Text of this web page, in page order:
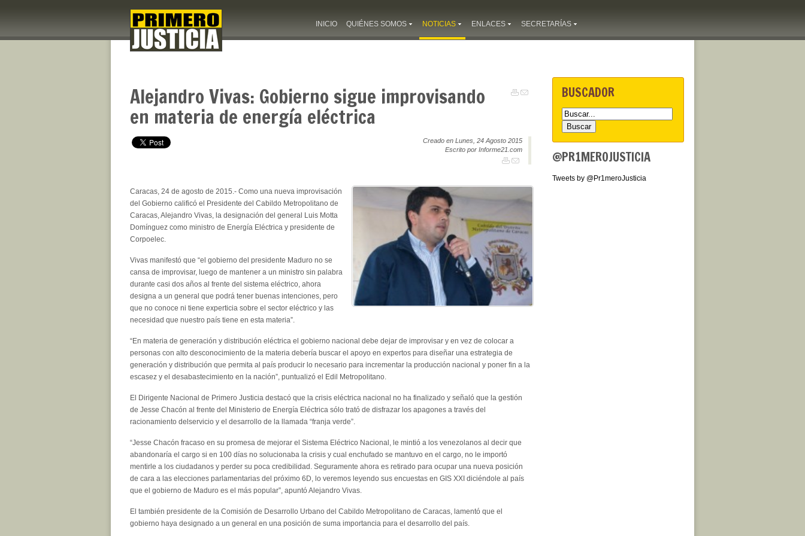
INICIO QUIÉNES SOMOS NOTICIAS ENLACES SECRETARÍAS
Alejandro Vivas: Gobierno sigue improvisando
en materia de energía eléctrica
Creado en Lunes, 24 Agosto 2015
Escrito por Informe21.com
Caracas, 24 de agosto de 2015.- Como una nueva improvisación
del Gobierno calificó el Presidente del Cabildo Metropolitano de
Caracas, Alejandro Vivas, la designación del general Luis Motta
Domínguez como ministro de Energía Eléctrica y presidente de
Corpoelec.
Vivas manifestó que “el gobierno del presidente Maduro no se
cansa de improvisar, luego de mantener a un ministro sin palabra
durante casi dos años al frente del sistema eléctrico , ahora
designa a un general que podrá tener buenas intenciones, pero
que no conoce ni tiene experticia sobre el sector eléctrico y las
necesidad que nuestro país tiene en esta materia”.
“En materia de generación y distribución eléctrica el gobierno nacional debe dejar de improvisar y en vez de colocar a
personas con alto desconocimiento de la materia debería buscar el apoyo en expertos para diseñar una estrategia de
generación y distribución que permita al país producir lo necesario para incrementar la producción nacional y poner fin a la
escasez y el desabastecimiento en la nación”, puntualizó el Edil Metropolitano.
El Dirigente Nacional de Primero Justicia destacó que la crisis eléctrica nacional no ha finalizado y señaló que la gestión
de Jesse Chacón al frente del Ministerio de Energía Eléctrica sólo trató de disfrazar los apagones a través del
racionamiento delservicio y el desarrollo de la llamada “franja verde”.
“Jesse Chacón fracaso en su promesa de mejorar el Sistema Eléctrico Nacional, le mintió a los venezolanos al decir que
abandonaría el cargo si en 100 días no solucionaba la crisis y cual enchufado se mantuvo en el cargo, no le importó
mentirle a los ciudadanos y perder su poca credibilidad. Seguramente ahora es retirado para ocupar una nueva posición
de cara a las elecciones parlamentarias del próximo 6D, lo veremos leyendo sus encuestas en GIS XXI diciéndole al país
que el gobierno de Maduro es el más popular”, apuntó Alejandro Vivas.
El también presidente de la Comisión de Desarrollo Urbano del Cabildo Metropolitano de Caracas, lamentó que el
gobierno haya designado a un general en una posición de suma importancia para el desarrollo del país.
BUSCADOR
@PR1MEROJUSTICIA
Tweets by @Pr1meroJusticia